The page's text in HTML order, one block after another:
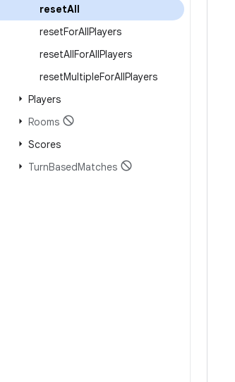
resetAll
resetForAllPlayers
resetAllForAllPlayers
resetMultipleForAllPlayers
Players
Rooms
Scores
TurnBasedMatches